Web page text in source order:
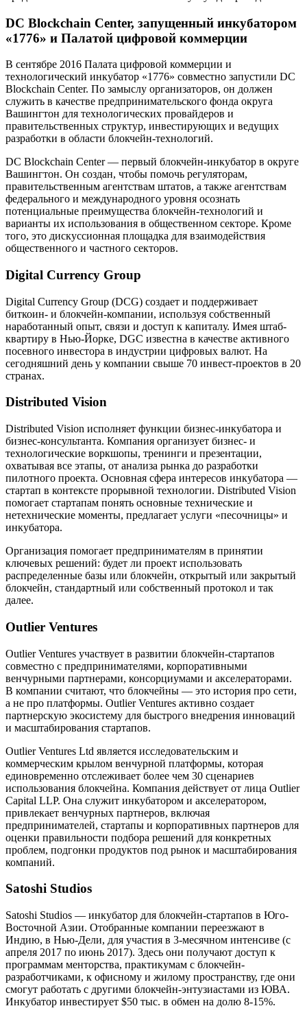
DC Blockchain Center, запущенный инкубатором
«1776» и Палатой цифровой коммерции
В сентябре 2016 Палата цифровой коммерции и
технологический инкубатор «1776» совместно запустили DC
Blockchain Center. По замыслу организаторов, он должен
служить в качестве предпринимательского фонда округа
Вашингтон для технологических провайдеров и
правительственных структур, инвестирующих и ведущих
разработки в области блокчейн-технологий.
DC Blockchain Center — первый блокчейн-инкубатор в округе
Вашингтон. Он создан, чтобы помочь регуляторам,
правительственным агентствам штатов, а также агентствам
федерального и международного уровня осознать
потенциальные преимущества блокчейн-технологий и
варианты их использования в общественном секторе. Кроме
того, это дискуссионная площадка для взаимодействия
общественного и частного секторов.
Digital Currency Group
Digital Currency Group (DCG) создает и поддерживает
биткоин- и блокчейн-компании, используя собственный
наработанный опыт, связи и доступ к капиталу. Имея штаб-
квартиру в Нью-Йорке, DGC известна в качестве активного
посевного инвестора в индустрии цифровых валют. На
сегодняшний день у компании свыше 70 инвест-проектов в 20
странах.
Distributed Vision
Distributed Vision исполняет функции бизнес-инкубатора и
бизнес-консультанта. Компания организует бизнес- и
технологические воркшопы, тренинги и презентации,
охватывая все этапы, от анализа рынка до разработки
пилотного проекта. Основная сфера интересов инкубатора —
стартап в контексте прорывной технологии. Distributed Vision
помогает стартапам понять основные технические и
нетехнические моменты, предлагает услуги «песочницы» и
инкубатора.
Организация помогает предпринимателям в принятии
ключевых решений: будет ли проект использовать
распределенные базы или блокчейн, открытый или закрытый
блокчейн, стандартный или собственный протокол и так
далее.
Outlier Ventures
Outlier Ventures участвует в развитии блокчейн-стартапов
совместно с предпринимателями, корпоративными
венчурными партнерами, консорциумами и акселераторами.
В компании считают, что блокчейны — это история про сети,
а не про платформы. Outlier Ventures активно создает
партнерскую экосистему для быстрого внедрения инноваций
и масштабирования стартапов.
Outlier Ventures Ltd является исследовательским и
коммерческим крылом венчурной платформы, которая
единовременно отслеживает более чем 30 сценариев
использования блокчейна. Компания действует от лица Outlier
Capital LLP. Она служит инкубатором и акселератором,
привлекает венчурных партнеров, включая
предпринимателей, стартапы и корпоративных партнеров для
оценки правильности подбора решений для конкретных
проблем, подгонки продуктов под рынок и масштабирования
компаний.
Satoshi Studios
Satoshi Studios — инкубатор для блокчейн-стартапов в Юго-
Восточной Азии. Отобранные компании переезжают в
Индию, в Нью-Дели, для участия в 3-месячном интенсиве (с
апреля 2017 по июнь 2017). Здесь они получают доступ к
программам менторства, практикумам с блокчейн-
разработчиками, к офисному и жилому пространству, где они
смогут работать с другими блокчейн-энтузиастами из ЮВА.
Инкубатор инвестирует $50 тыс. в обмен на долю 8-15%.